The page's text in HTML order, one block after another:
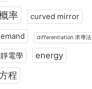
率 curved mirror
differentiation 求導法
電學 energy
程